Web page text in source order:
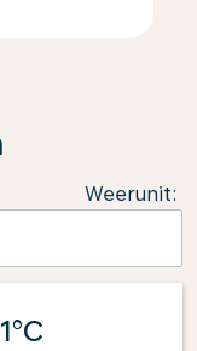
Weerunit: